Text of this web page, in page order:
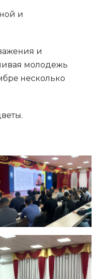
и
и
молодежь
несколько